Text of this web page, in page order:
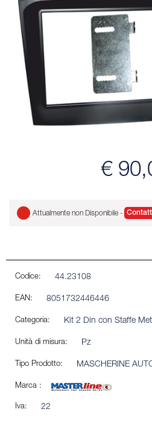
€
Attualmente non Disponibile -
Codice: 44.23108
EAN: 8051732446446
Categoria: Kit 2 Din con Staffe
Unità di misura: Pz
Tipo Prodotto: MASCHERINE
Marca :
Iva: 22